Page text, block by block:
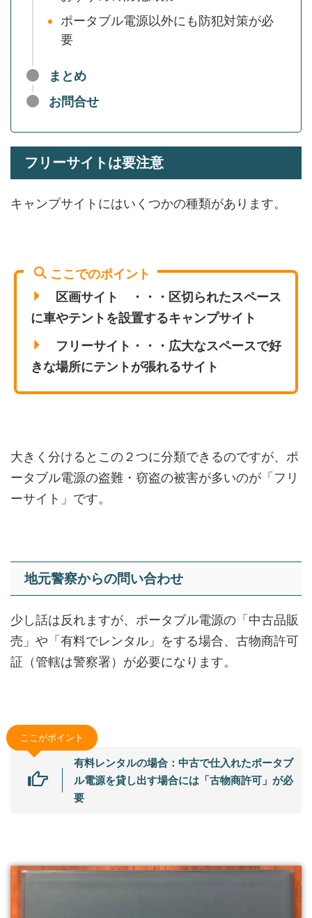
ポータブル電源以外にも防犯対策が必
要
まとめ
お問合せ
フリーサイトは要注意
キャンプサイトにはいくつかの種類があります。
ここでのポイント
区画サイト ・・・区切られたスペース
に車やテントを設置するキャンプサイト
フリーサイト・・・広大なスペースで好
きな場所にテントが張れるサイト
大きく分けるとこの２つに分類できるのですが、ポ
ータブル電源の盗難・窃盗の被害が多いのが 「フリ
ーサイト」 です。
地元警察からの問い合わせ
少し話は反れますが、ポータブル電源の 「中古品販
売」や「有料でレンタル」 をする場合、古物商許可
証（管轄は警察署）が必要になります。
ここがポイント
有料レンタルの場合：中古で仕入れたポータブ
ル電源を貸し出す場合には「古物商許可」が必
要